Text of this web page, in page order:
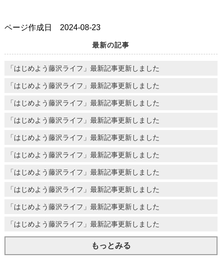
ページ作成日 2024-08-23
最新の記事
「はじめよう藤沢ライフ」最新記事更新しました
「はじめよう藤沢ライフ」最新記事更新しました
「はじめよう藤沢ライフ」最新記事更新しました
「はじめよう藤沢ライフ」最新記事更新しました
「はじめよう藤沢ライフ」最新記事更新しました
「はじめよう藤沢ライフ」最新記事更新しました
「はじめよう藤沢ライフ」最新記事更新しました
「はじめよう藤沢ライフ」最新記事更新しました
「はじめよう藤沢ライフ」最新記事更新しました
「はじめよう藤沢ライフ」最新記事更新しました
もっとみる